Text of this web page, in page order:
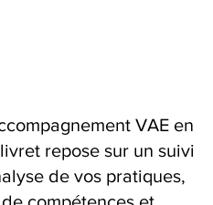
VAE en
repose sur un suivi
de vos pratiques,